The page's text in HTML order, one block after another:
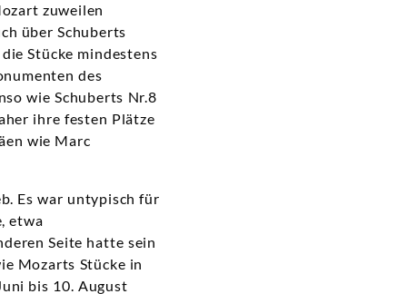
zuweilen
über Schuberts
Stücke mindestens
des
wie Schuberts Nr.8
ihre festen Plätze
wie Marc
Es war untypisch für
etwa
Seite hatte sein
Mozarts Stücke in
bis 10. August